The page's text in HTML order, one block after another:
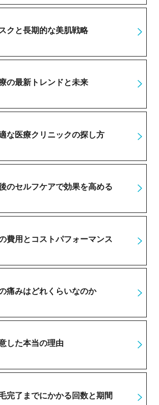
クと長期的な美肌戦略
の最新トレンドと未来
な医療クリニックの探し方
のセルフケアで効果を高める
費用とコストパフォーマンス
痛みはどれくらいなのか
した本当の理由
完了までにかかる回数と期間